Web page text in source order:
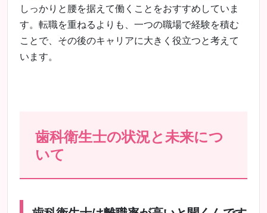
しっかりと腰を据えて働くことをおすすめしていま
す。転職を重ねるよりも、一つの職場で経験を積む
ことで、その後のキャリアに大きく役立つと考えて
います。
歯科衛生士の状況と未来につ
いて